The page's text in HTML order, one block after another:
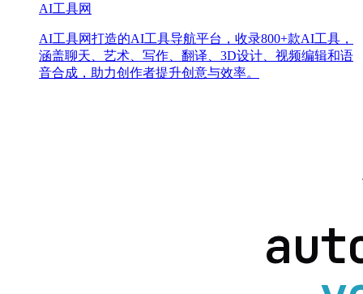
AI工具网
AI工具网打造的AI工具导航平台，收录800+款AI工具，
涵盖聊天、艺术、写作、翻译、3D设计、视频编辑和语
音合成，助力创作者提升创意与效率。